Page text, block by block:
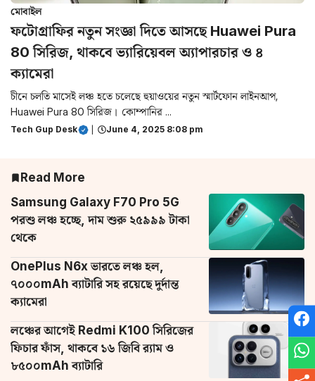
মোবাইল
ফটোগ্রাফির নতুন সংজ্ঞা দিতে আসছে Huawei Pura
80 সিরিজ, থাকবে ভ্যারিয়েবল অ্যাপারচার ও ৪
ক্যামেরা
চীনে চলতি মাসেই লঞ্চ হতে চলেছে হুয়াওয়ের নতুন স্মার্টফোন লাইনআপ,
Huawei Pura 80 সিরিজ। কোম্পানির ...
Tech Gup Desk June 4, 2025 8:08 pm
Read More
Samsung Galaxy F70 Pro 5G
পরশু লঞ্চ হচ্ছে, দাম শুরু ২৫৯৯৯ টাকা
থেকে
OnePlus N6x ভারতে লঞ্চ হল,
৭০০০mAh ব্যাটারি সহ রয়েছে দুর্দান্ত
ক্যামেরা
লঞ্চের আগেই Redmi K100 সিরিজের
ফিচার ফাঁস, থাকবে ১৬ জিবি র‌্যাম ও
৮৫০০mAh ব্যাটারি